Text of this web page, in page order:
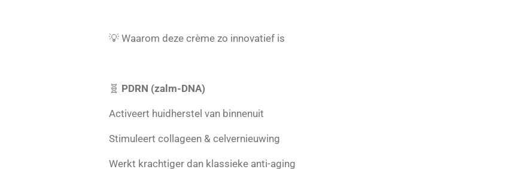
💡 Waarom deze crème zo innovatief is
🧬 PDRN (zalm-DNA)
Activeert huidherstel van binnenuit
Stimuleert collageen & celvernieuwing
Werkt krachtiger dan klassieke anti-aging